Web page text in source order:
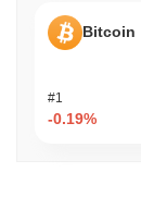
Bitcoin
#1
-0.19%